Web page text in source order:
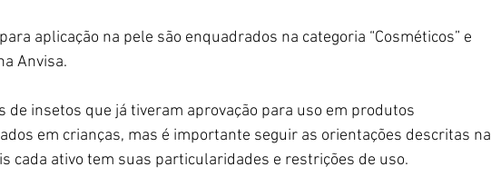
aplicação na pele são enquadrados na categoria “Cosméticos” e
Anvisa.
de insetos que já tiveram aprovação para uso em produtos
em crianças, mas é importante seguir as orientações descritas na
cada ativo tem suas particularidades e restrições de uso.